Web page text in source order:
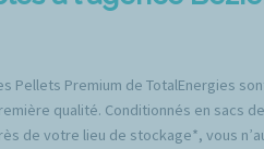
Pellets Premium de TotalEnergies
qualité. Conditionnés en sacs
de votre lieu de stockage*, vous